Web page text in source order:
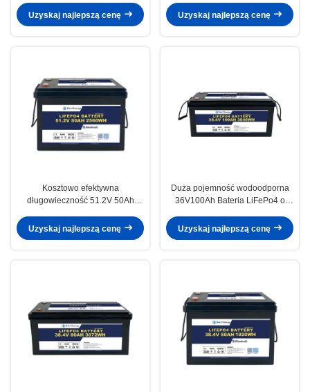
Uzyskaj najlepszą cenę
do energii słonecznej
Uzyskaj najlepszą cenę
Kosztowo efektywna
długowieczność 51.2V 50Ah
systemu magazynowania
Uzyskaj najlepszą cenę
Duża pojemność wodoodporna
36V100Ah Bateria LiFePo4 o
elektrycznych
Uzyskaj najlepszą cenę